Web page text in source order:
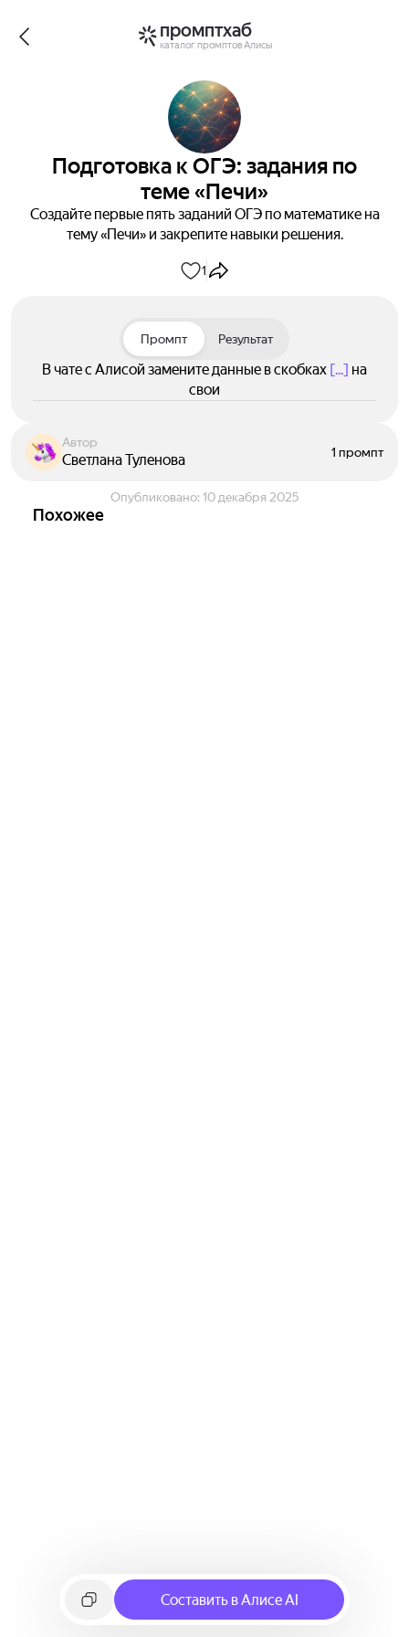
промптхаб
каталог промптов Алисы
Подготовка к ОГЭ: задания по
теме «Печи»
Создайте первые пять заданий ОГЭ по математике на
тему «Печи» и закрепите навыки решения.
1
Промпт Результат
В чате с Алисой замените данные в скобках [...] на
свои
Автор
Светлана Туленова 1 промпт
Опубликовано: 10 декабря 2025
Похожее
Составить в Алисе AI